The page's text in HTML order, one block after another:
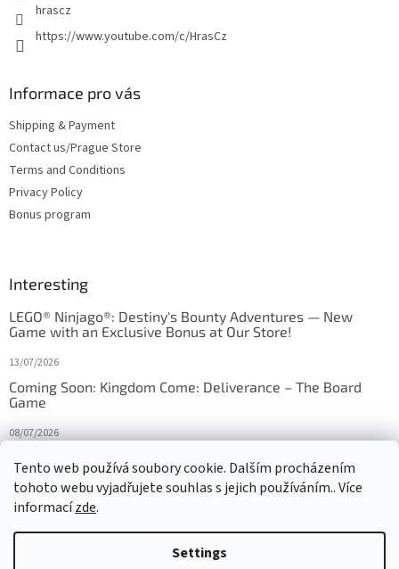
Tento web používá soubory cookie. Dalším procházením
tohoto webu vyjadřujete souhlas s jejich používáním.. Více
informacízde.
Settings
hrascz
https://www.youtube.com/c/HrasCz
Informace pro vás
Shipping & Payment
Contact us/Prague Store
Terms and Conditions
Privacy Policy
Bonus program
Interesting
LEGO® Ninjago®: Destiny's Bounty Adventures — New
Game with an Exclusive Bonus at Our Store!
13/07/2026
Coming Soon: Kingdom Come: Deliverance – The Board
Game
08/07/2026
27/10/2025
Created by Shoptet